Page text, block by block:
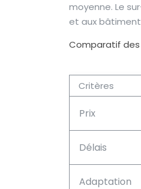
moyenne. Le
et aux
Comparatif
Critères
Prix
Délais
Adaptation